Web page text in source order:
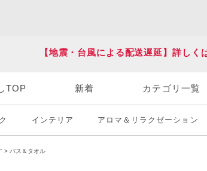
【地震・台風による配送遅延】詳し
TOP 新着 カテゴリ一覧
インテリア アロマ＆リラクゼーション
バス＆タオル